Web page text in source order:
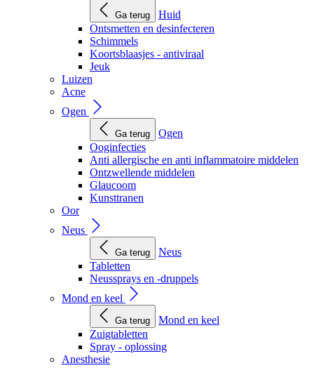
Ga terug
Huid
Ontsmetten en desinfecteren
Schimmels
Koortsblaasjes - antiviraal
Jeuk
Luizen
Acne
Ogen
Ga terug
Ogen
Ooginfecties
Anti allergische en anti inflammatoire middelen
Ontzwellende middelen
Glaucoom
Kunsttranen
Oor
Neus
Ga terug
Neus
Tabletten
Neussprays en -druppels
Mond en keel
Ga terug
Mond en keel
Zuigtabletten
Spray - oplossing
Anesthesie